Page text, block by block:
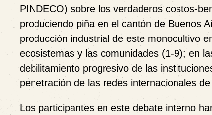
PINDECO) sobre los verdaderos costos-
produciendo piña en el cantón de Buenos
producción industrial de este monocultivo
ecosistemas y las comunidades (1-9); en
debilitamiento progresivo de las
penetración de las redes internacionales
Los participantes en este debate interno